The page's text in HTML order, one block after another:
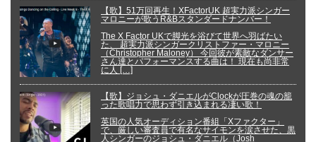
【歌】51万回再生！XFactorUK 超実力派シンガー
マロニーが歌うR&Bスタンダードナンバー！
The X Factor UKで脚光を浴びて世界へ羽ばたい
た、 超実力派シンガークリストファー・マロニー
（Christopher Maloney） 今回彼が素敵なダンサー
さん達とパフォーマンスする曲は！ 現在も尚非常
に人 […]
【歌】ジョシュ・ダニエルがClockが圧巻の魂の籠
った歌唱力で思わず引き込まれる凄い歌！
英国の人気オーディション番組「Xファクター」
で、厳しい審査員で有名なサイモンを涙させた、黒
人シンガーのジョシュ・ダニエル（Josh